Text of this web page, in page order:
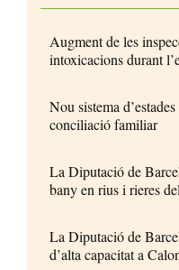
Augment de les
intoxicacions durant
Nou sistema
conciliació familiar
La Diputació de
bany en rius i rieres
La Diputació de
d’alta capacitat a